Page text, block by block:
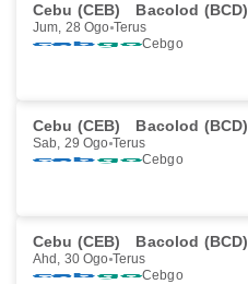
Cebu (CEB) Bacolod (BCD)
Jum, 28 Ogo Terus
Cebgo
Cebu (CEB) Bacolod (BCD)
Sab, 29 Ogo Terus
Cebgo
Cebu (CEB) Bacolod (BCD)
Ahd, 30 Ogo Terus
Cebgo